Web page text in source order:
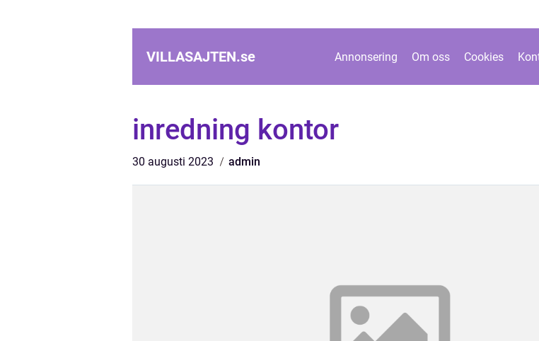
VILLASAJTEN.se Annonsering Om oss Cookies
inredning kontor
30 augusti 2023 admin